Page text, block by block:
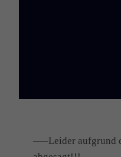
—–Leider aufgrund